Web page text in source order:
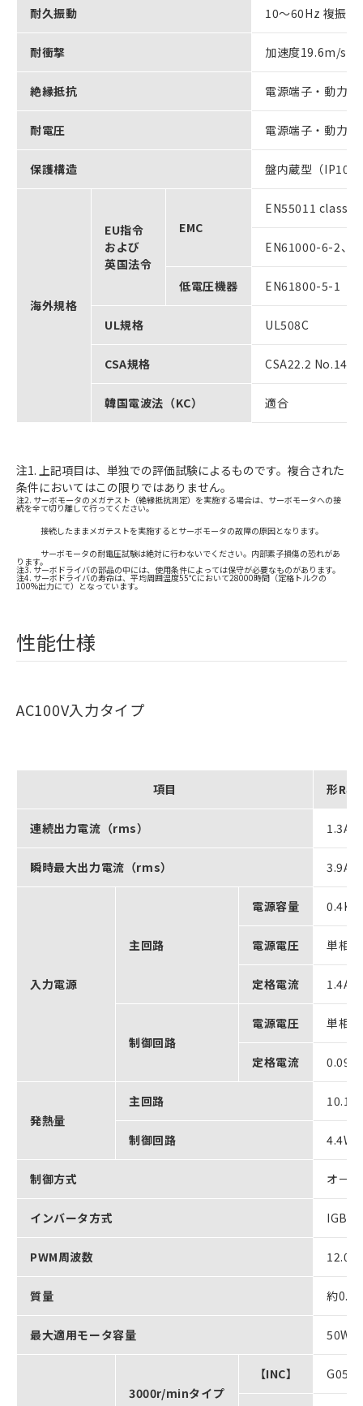
耐久振動 10～60Hz 複振
耐衝撃 加速度19.6m/s
絶縁抵抗 電源端子・動力
耐電圧 電源端子・動力
保護構造 盤内蔵型（IP10）
海外規格
EU指令
および
英国法令
EMC
EN55011 classA
EN61000-6-2、
低電圧機器 EN61800-5-1
UL規格 UL508C
CSA規格 CSA22.2 No.14
韓国電波法（KC） 適合
注1. 上記項目は、単独での評価試験によるものです。複合された
条件においてはこの限りではありません。
注2. サーボモータのメガテスト（絶縁抵抗測定）を実施する場合は、サーボモータへの接
続を全て切り離して行ってください。
接続したままメガテストを実施するとサーボモータの故障の原因となります。
サーボモータの耐電圧試験は絶対に行わないでください。内部素子損傷の恐れがあ
ります。
注3. サーボドライバの部品の中には、使用条件によっては保守が必要なものがあります。
注4. サーボドライバの寿命は、平均周囲温度55℃において28000時間（定格トルクの
100%出力にて）となっています。
性能仕様
AC100V入力タイプ
項目 形
連続出力電流（rms） 1.3A
瞬時最大出力電流（rms） 3.9A
入力電源
主回路
電源容量
電源電圧 単相
定格電流 1.4A
制御回路
電源電圧 単相
定格電流 0.09A
発熱量
主回路 10.1W
制御回路 4.4W
制御方式 オー
インバータ方式 IGBT
PWM周波数
質量 約
最大適用モータ容量 50W
3000r/minタイプ
【INC】